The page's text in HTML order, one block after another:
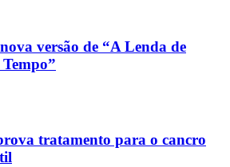
versão de “A Lenda de
tratamento para o cancro